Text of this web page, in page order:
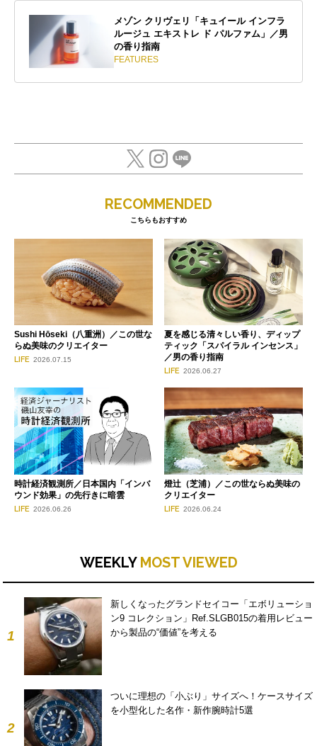
メゾン クリヴェリ「キュイール インフラ
ルージュ エキストレ ド パルファム」／男
の香り指南
FEATURES
RECOMMENDED
こちらもおすすめ
Sushi Hōseki（八重洲）／この世な
らぬ美味のクリエイター
LIFE 2026.07.15
夏を感じる清々しい香り、ディップ
ティック「スパイラル インセンス」
／男の香り指南
LIFE 2026.06.27
時計経済観測所／日本国内「インバ
ウンド効果」の先行きに暗雲
LIFE 2026.06.26
燈辻（芝浦）／この世ならぬ美味の
クリエイター
LIFE 2026.06.24
WEEKLY MOST VIEWED
1
新しくなったグランドセイコー「エボリューショ
ン9 コレクション」Ref.SLGB015の着用レビュー
から製品の“価値”を考える
2
ついに理想の「小ぶり」サイズへ！ケースサイズ
を小型化した名作・新作腕時計5選